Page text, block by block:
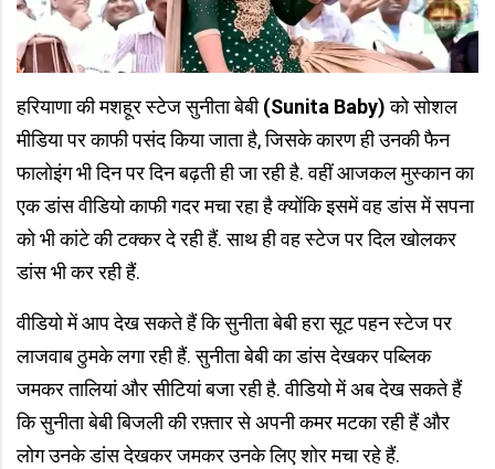
हरियाणा की मशहूर स्टेज सुनीता बेबी(Sunita Baby)को सोशल
मीडिया पर काफी पसंद किया जाता है, जिसके कारण ही उनकी फैन
फालोइंग भी दिन पर दिन बढ़ती ही जा रही है. वहीं आजकल मुस्कान का
एक डांस वीडियो काफी गदर मचा रहा है क्योंकि इसमें वह डांस में सपना
को भी कांटे की टक्कर दे रही हैं. साथ ही वह स्टेज पर दिल खोलकर
डांस भी कर रही हैं.
वीडियो में आप देख सकते हैं कि सुनीता बेबी हरा सूट पहन स्टेज पर
लाजवाब ठुमके लगा रही हैं. सुनीता बेबी का डांस देखकर पब्लिक
जमकर तालियां और सीटियां बजा रही है. वीडियो में अब देख सकते हैं
कि सुनीता बेबी बिजली की रफ़्तार से अपनी कमर मटका रही हैं और
लोग उनके डांस देखकर जमकर उनके लिए शोर मचा रहे हैं.